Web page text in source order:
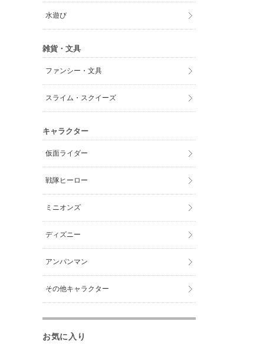
水遊び
雑貨・文具
ファンシー・文具
スライム・スクイーズ
キャラクター
仮面ライダー
戦隊ヒーロー
ミニオンズ
ディズニー
アンパンマン
その他キャラクター
お気に入り